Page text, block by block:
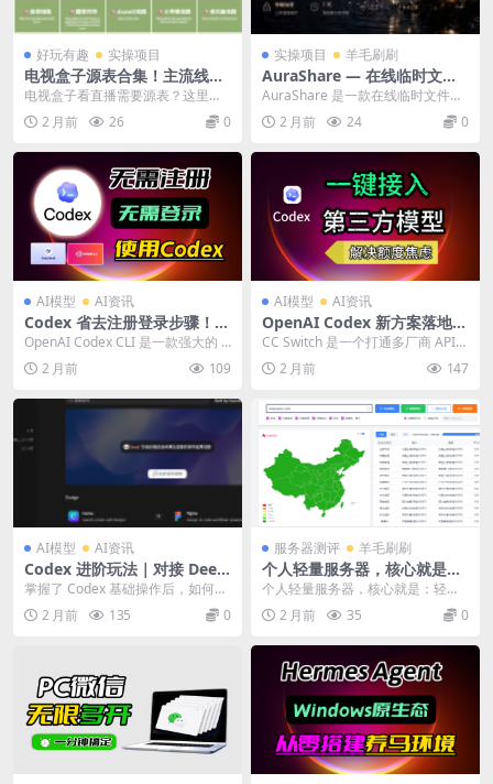
好玩有趣 实操项目
电视盒子源表合集！主流线路
一键复制，TVBox 通用
电视盒子看直播需要源表？这里整
理了一些主流可用的 TVBox 源，覆
盖电影、电视...
2 月前 26 0
实操项目 羊毛刷刷
AuraShare — 在线临时文件
传输工具（2026），无需注册
即传即用
AuraShare 是一款在线临时文件传
输工具，无需注册账号，上传文件
生成分享链...
2 月前 24 0
AI模型 AI资讯
Codex 省去注册登录步骤！国
内无障碍使用，搭配 DeepSe
ek Minimax，灵活对接第三
方接口
OpenAI Codex CLI 是一款强大的 A
I 编程助手，但国内用户配置起...
2 月前 109
AI模型 AI资讯
OpenAI Codex 新方案落地：
CC Switch 打通多厂商 API，
一站式接入 DeepSeek 等主流
大模型
CC Switch 是一个打通多厂商 API
的解决方案，可以让 OpenAI ...
2 月前 147
AI模型 AI资讯
Codex 进阶玩法｜对接 Deep
Seek 等大模型，解锁全部插
件能力
掌握了 Codex 基础操作后，如何发
挥它的全部潜力？这篇文章分享 Co
dex ...2 月前 135 0
服务器测评 羊毛刷刷
个人轻量服务器，核心就是省
钱，快！
个人轻量服务器，核心就是：轻量
应用服务器（不是 CVM）+ 2 核 2G
起步 ...
2 月前 35 0